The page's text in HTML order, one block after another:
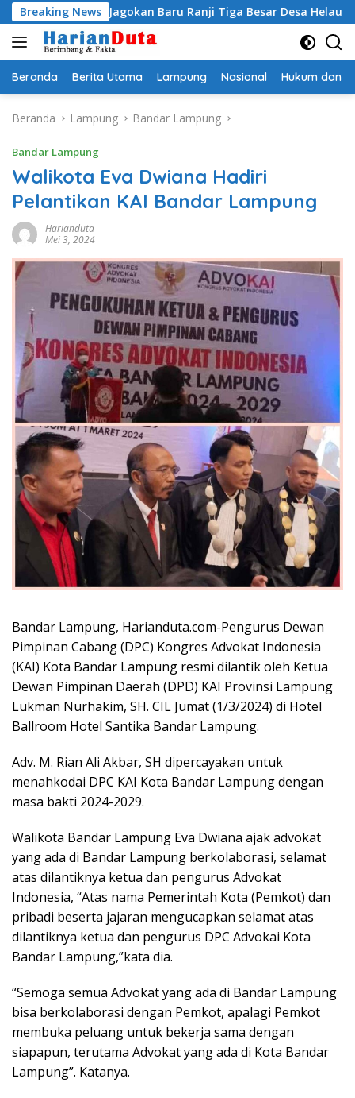
Langsung
ke
konten
Breaking News
Jagokan Baru Ranji Tiga Besar Desa Helau
Beranda Berita Utama Lampung Nasional Hukum dan
Beranda Lampung Bandar Lampung
Bandar Lampung
Walikota Eva Dwiana Hadiri
Pelantikan KAI Bandar Lampung
Harianduta
Mei 3, 2024
Bandar Lampung, Harianduta.com-Pengurus Dewan
Pimpinan Cabang (DPC) Kongres Advokat Indonesia
(KAI) Kota Bandar Lampung resmi dilantik oleh Ketua
Dewan Pimpinan Daerah (DPD) KAI Provinsi Lampung
Lukman Nurhakim, SH. CIL Jumat (1/3/2024) di Hotel
Ballroom Hotel Santika Bandar Lampung.
Adv. M. Rian Ali Akbar, SH dipercayakan untuk
menahkodai DPC KAI Kota Bandar Lampung dengan
masa bakti 2024-2029.
Walikota Bandar Lampung Eva Dwiana ajak advokat
yang ada di Bandar Lampung berkolaborasi, selamat
atas dilantiknya ketua dan pengurus Advokat
Indonesia, “Atas nama Pemerintah Kota (Pemkot) dan
pribadi beserta jajaran mengucapkan selamat atas
dilantiknya ketua dan pengurus DPC Advokai Kota
Bandar Lampung,”kata dia.
“Semoga semua Advokat yang ada di Bandar Lampung
bisa berkolaborasi dengan Pemkot, apalagi Pemkot
membuka peluang untuk bekerja sama dengan
siapapun, terutama Advokat yang ada di Kota Bandar
Lampung”. Katanya.